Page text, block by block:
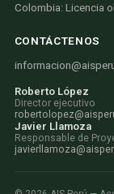
Colombia: Licencia
CONTÁCTENOS
Roberto López
Director ejecutivo
Javier Llamoza
Responsable de